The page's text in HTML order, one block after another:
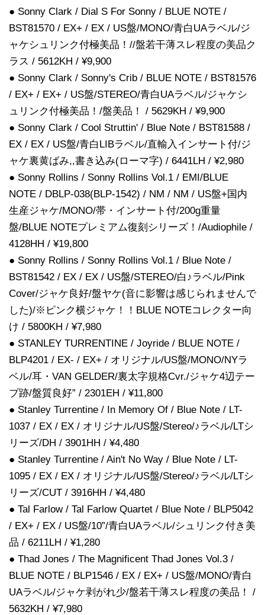
● Sonny Clark / Dial S For Sonny / BLUE NOTE /
BST81570 / EX+ / EX / US盤/MONO/青白UAラベル/ジ
ャケシュリンク付極美品！//盤若干薄スレ程度の美品ク
ラス / 5612KH / ¥9,900
● Sonny Clark / Sonny's Crib / BLUE NOTE / BST81576
/ EX+ / EX+ / US盤/STEREO/青白UAラベル/ジャケシ
ュリンク付極美品！/盤美品！ / 5629KH / ¥9,900
● Sonny Clark / Cool Struttin' / Blue Note / BST81588 /
EX / EX / US盤/青白LIBラベル/直輸入インサート付/ジ
ャケ裏黄ばみ,,書き込み(ローマ字) / 6441LH / ¥2,980
● Sonny Rollins / Sonny Rollins Vol.1 / EMI/BLUE
NOTE / DBLP-038(BLP-1542) / NM / NM / US盤+国内
生産ジャケ/MONO/帯・インサート付/200g重量
盤/BLUE NOTEプレミアム復刻シリーズ！/Audiophile /
4128HH / ¥19,800
● Sonny Rollins / Sonny Rollins Vol.1 / Blue Note /
BST81542 / EX / EX / US盤/STEREO/白♪ラベル/Pink
Cover/ジャケ良好/盤ヤケ(音に影響は感じられませんで
した)/※ピンク横ジャケ！！BLUE NOTEコレクター向
け / 5800KH / ¥7,980
● STANLEY TURRENTINE / Joyride / BLUE NOTE /
BLP4201 / EX- / EX+ / オリジナル/US盤/MONO/NYラ
ベル/耳・VAN GELDER/裏太字規格Cvr./ジャケ4辺テー
プ跡/盤質良好” / 2301EH / ¥11,800
● Stanley Turrentine / In Memory Of / Blue Note / LT-
1037 / EX / EX / オリジナル/US盤/Stereo/♪ラベル/LTシ
リーズ/DH / 3901HH / ¥4,480
● Stanley Turrentine / Ain't No Way / Blue Note / LT-
1095 / EX / EX / オリジナル/US盤/Stereo/♪ラベル/LTシ
リーズ/CUT / 3916HH / ¥4,480
● Tal Farlow / Tal Farlow Quartet / Blue Note / BLP5042
/ EX+ / EX / US盤/10”/青白UAラベル/シュリンク付き美
品 / 6211LH / ¥1,280
● Thad Jones / The Magnificent Thad Jones Vol.3 /
BLUE NOTE / BLP1546 / EX / EX+ / US盤/MONO/青白
UAラベル/ジャケ剥がれ少/盤若干薄スレ程度の美品！ /
5632KH / ¥7,980